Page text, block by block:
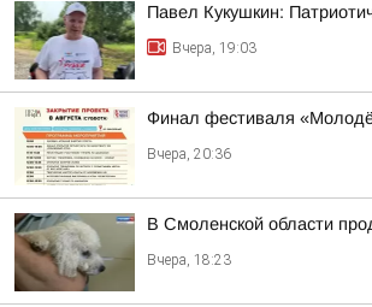
Павел Кукушкин:
Вчера, 19:03
Финал фестиваля
Вчера, 20:36
В Смоленской области
Вчера, 18:23